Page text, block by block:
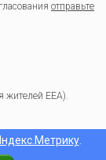
отправьте
жителей EEA).
.